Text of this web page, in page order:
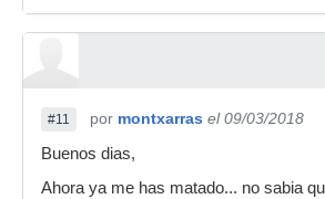
#11 por montxarras el 09/03/2018
Buenos dias,
Ahora ya me has matado... no sabia